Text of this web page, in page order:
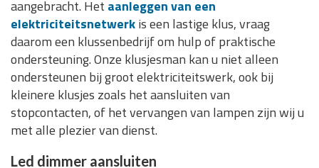
aangebracht. Het aanleggen van een
elektriciteitsnetwerkis een lastige klus, vraag
daarom een klussenbedrijf om hulp of praktische
ondersteuning. Onze klusjesman kan u niet alleen
ondersteunen bij groot elektriciteitswerk, ook bij
kleinere klusjes zoals het aansluiten van
stopcontacten, of het vervangen van lampen zijn wij u
met alle plezier van dienst.
Led dimmer aansluiten